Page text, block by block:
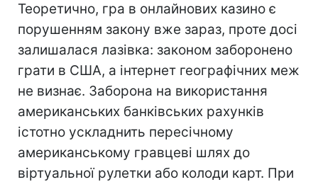
Теоретично, гра в онлайнових казино є
порушенням закону вже зараз, проте досі
залишалася лазівка: законом заборонено
грати в США, а інтернет географічних меж
не визнає. Заборона на використання
американських банківських рахунків
істотно ускладнить пересічному
американському гравцеві шлях до
віртуальної рулетки або колоди карт. При